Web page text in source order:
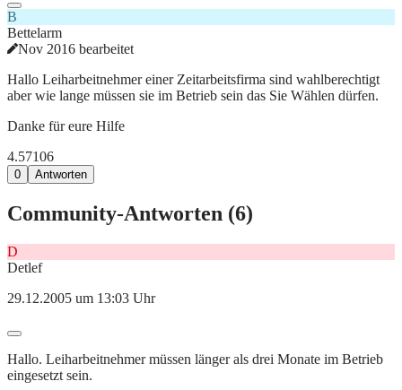
B
Bettelarm
Nov 2016 bearbeitet
Hallo Leiharbeitnehmer einer Zeitarbeitsfirma sind wahlberechtigt
aber wie lange müssen sie im Betrieb sein das Sie Wählen dürfen.
Danke für eure Hilfe
4.57106
0 Antworten
Community-Antworten (6)
D
Detlef
29.12.2005 um 13:03 Uhr
Hallo. Leiharbeitnehmer müssen länger als drei Monate im Betrieb
eingesetzt sein.